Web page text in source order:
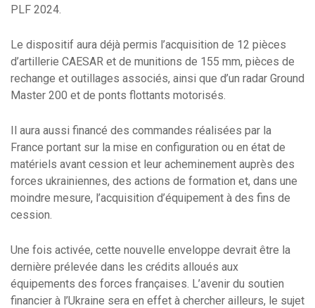
PLF 2024.
Le dispositif aura déjà permis l’acquisition de 12 pièces
d’artillerie CAESAR et de munitions de 155 mm, pièces de
rechange et outillages associés, ainsi que d’un radar Ground
Master 200 et de ponts flottants motorisés.
Il aura aussi financé des commandes réalisées par la
France portant sur la mise en configuration ou en état de
matériels avant cession et leur acheminement auprès des
forces ukrainiennes, des actions de formation et, dans une
moindre mesure, l’acquisition d’équipement à des fins de
cession.
Une fois activée, cette nouvelle enveloppe devrait être la
dernière prélevée dans les crédits alloués aux
équipements des forces françaises. L’avenir du soutien
financier à l’Ukraine sera en effet à chercher ailleurs, le sujet